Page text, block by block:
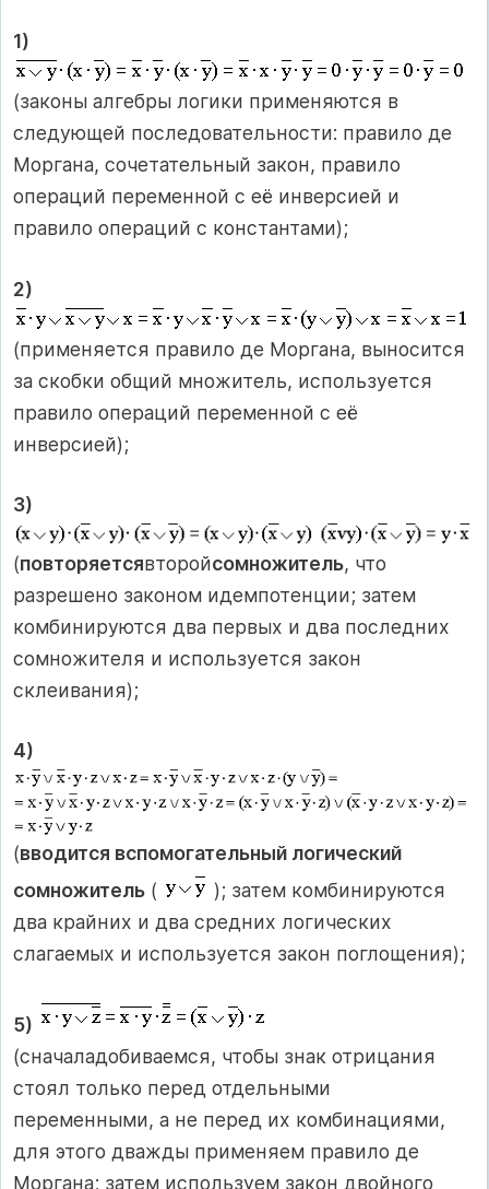
1)
(законы алгебры логики применяются в
следующей последовательности: правило де
Моргана, сочетательный закон, правило
операций переменной с её инверсией и
правило операций с константами);
2)
(применяется правило де Моргана, выносится
за скобки общий множитель, используется
правило операций переменной с её
инверсией);
3)
(повторяетсявторойсомножитель, что
разрешено законом идемпотенции; затем
комбинируются два первых и два последних
сомножителя и используется закон
склеивания);
4)
(вводится вспомогательный логический
сомножитель (
); затем комбинируются
два крайних и два средних логических
слагаемых и используется закон поглощения);
5)
(сначаладобиваемся, чтобы знак отрицания
стоял только перед отдельными
переменными, а не перед их комбинациями,
для этого дважды применяем правило де
Моргана; затем используем закон двойного